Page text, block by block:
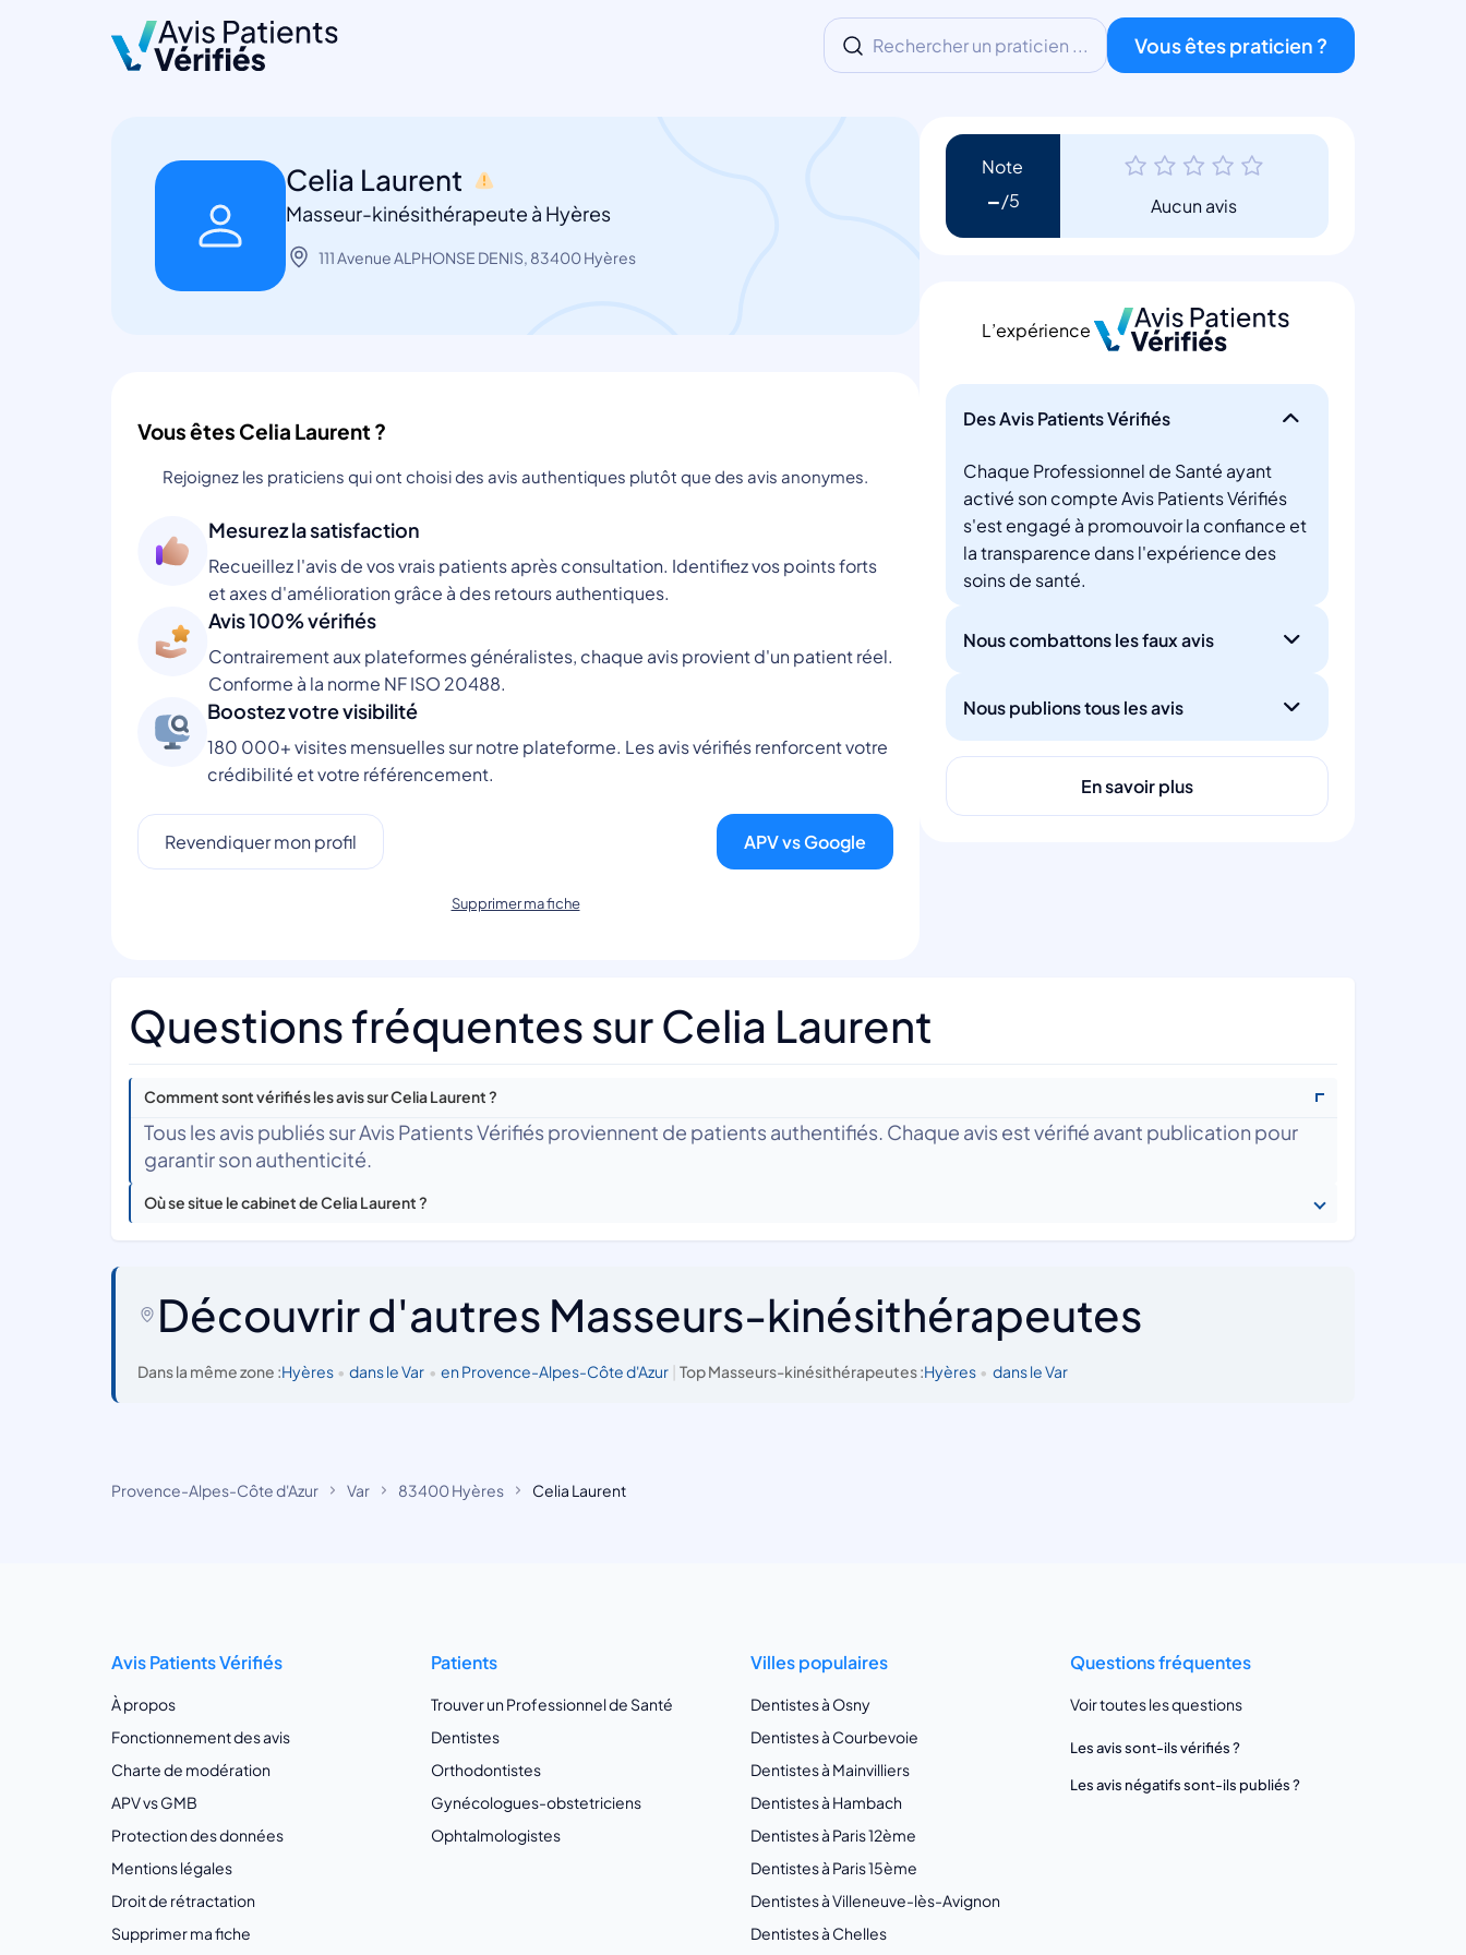
Rechercher un praticien ... Vous êtes praticien ?
Celia Laurent
Masseur-kinésithérapeute à Hyères
111 Avenue ALPHONSE DENIS, 83400 Hyères
Vous êtes Celia Laurent ?
Rejoignez les praticiens qui ont choisi des avis authentiques plutôt que des avis anonymes.
Mesurez la satisfaction
Recueillez l'avis de vos vrais patients après consultation. Identifiez vos points forts
et axes d'amélioration grâce à des retours authentiques.
Avis 100% vérifiés
Contrairement aux plateformes généralistes, chaque avis provient d'un patient réel.
Conforme à la norme NF ISO 20488.
Boostez votre visibilité
180 000+ visites mensuelles sur notre plateforme. Les avis vérifiés renforcent votre
crédibilité et votre référencement.
Revendiquer mon profil APV vs Google
Supprimer ma fiche
Note
- Aucun avis
L’expérience
Des Avis Patients Vérifiés
Chaque Professionnel de Santé ayant
activé son compte Avis Patients Vérifiés
s'est engagé à promouvoir la confiance et
la transparence dans l'expérience des
soins de santé.
Nous combattons les faux avis
Nous publions tous les avis
En savoir plus
Questions fréquentes sur Celia Laurent
Comment sont vérifiés les avis sur Celia Laurent ?
Tous les avis publiés sur Avis Patients Vérifiés proviennent de patients authentifiés. Chaque avis est vérifié avant publication pour
garantir son authenticité.
Où se situe le cabinet de Celia Laurent ?
Découvrir d'autres Masseurs-kinésithérapeutes
Dans la même zone :Hyères • dans le Var • en Provence-Alpes-Côte d'Azur | Top Masseurs-kinésithérapeutes :Hyères • dans le Var
Provence-Alpes-Côte d'Azur Var 83400 Hyères Celia Laurent
Avis Patients Vérifiés
À propos
Fonctionnement des avis
Charte de modération
APV vs GMB
Protection des données
Mentions légales
Droit de rétractation
Supprimer ma fiche
Patients
Trouver un Professionnel de Santé
Dentistes
Orthodontistes
Gynécologues-obstetriciens
Ophtalmologistes
Villes populaires
Dentistes à Osny
Dentistes à Courbevoie
Dentistes à Mainvilliers
Dentistes à Hambach
Dentistes à Paris 12ème
Dentistes à Paris 15ème
Dentistes à Villeneuve-lès-Avignon
Dentistes à Chelles
Questions fréquentes
Voir toutes les questions
Les avis sont-ils vérifiés ?
Les avis négatifs sont-ils publiés ?